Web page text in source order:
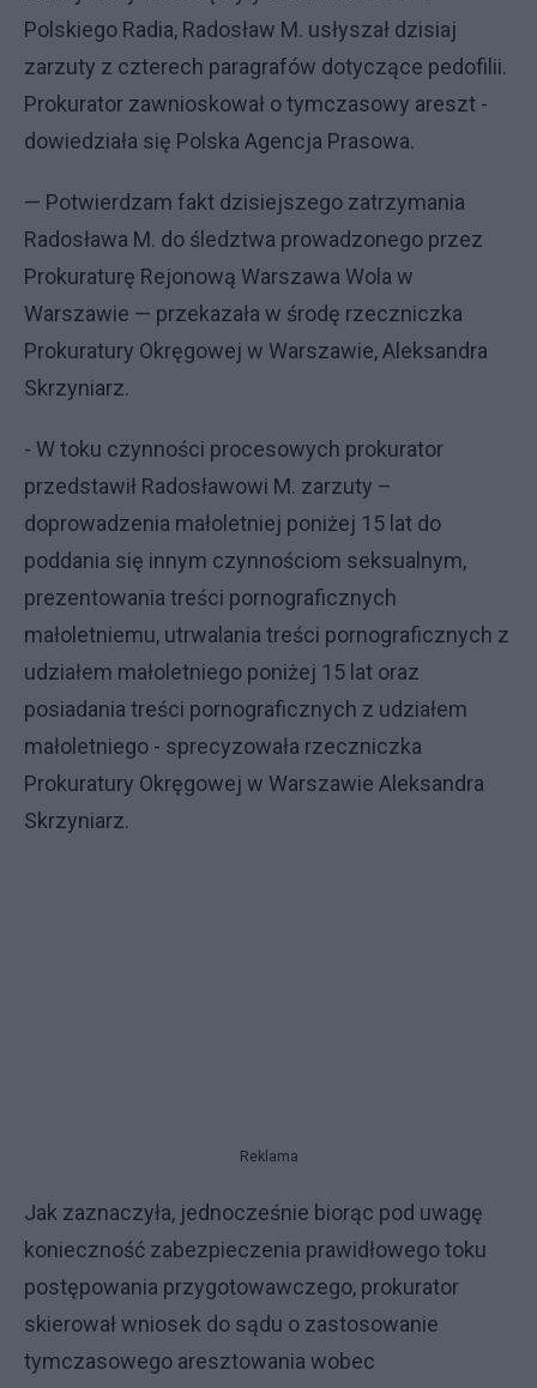
Polskiego Radia, Radosław M. usłyszał dzisiaj
zarzuty z czterech paragrafów dotyczące pedofilii.
Prokurator zawnioskował o tymczasowy areszt -
dowiedziała się Polska Agencja Prasowa.
— Potwierdzam fakt dzisiejszego zatrzymania
Radosława M. do śledztwa prowadzonego przez
Prokuraturę Rejonową Warszawa Wola w
Warszawie — przekazała w środę rzeczniczka
Prokuratury Okręgowej w Warszawie, Aleksandra
Skrzyniarz.
- W toku czynności procesowych prokurator
przedstawił Radosławowi M. zarzuty –
doprowadzenia małoletniej poniżej 15 lat do
poddania się innym czynnościom seksualnym,
prezentowania treści pornograficznych
małoletniemu, utrwalania treści pornograficznych z
udziałem małoletniego poniżej 15 lat oraz
posiadania treści pornograficznych z udziałem
małoletniego - sprecyzowała rzeczniczka
Prokuratury Okręgowej w Warszawie Aleksandra
Skrzyniarz.
Reklama
Jak zaznaczyła, jednocześnie biorąc pod uwagę
konieczność zabezpieczenia prawidłowego toku
postępowania przygotowawczego, prokurator
skierował wniosek do sądu o zastosowanie
tymczasowego aresztowania wobec